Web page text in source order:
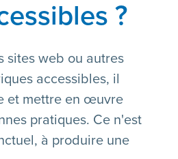
?
sites web ou autres
accessibles, il
et mettre en œuvre
pratiques. Ce n'est
à produire une